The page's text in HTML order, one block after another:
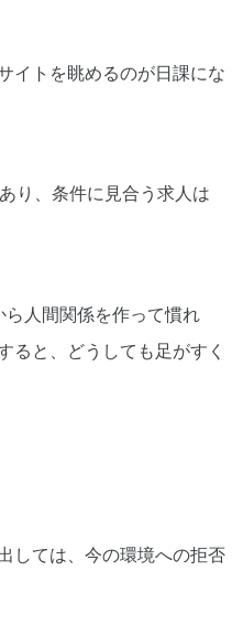
イトを眺めるのが日課にな
り、条件に見合う求人は
人間関係を作って慣れ
ると、どうしても足がすく
しては、今の環境への拒否